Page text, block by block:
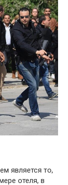
является то,
отеля, в